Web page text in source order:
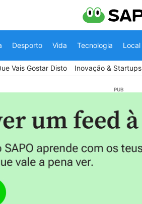
Desporto Vida Tecnologia Local
Vais Gostar Disto Inovação & Startups